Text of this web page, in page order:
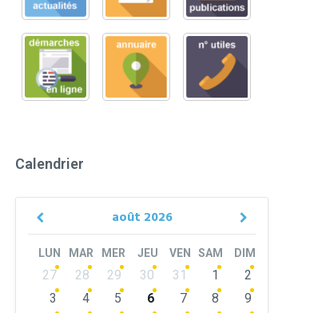
Calendrier
août 2026
Previous
Next
LUN MAR MER JEU VEN SAM DIM
Skip
calendar
days
27 28 29 30 31 1
2
3
4 5 6 7 8
9